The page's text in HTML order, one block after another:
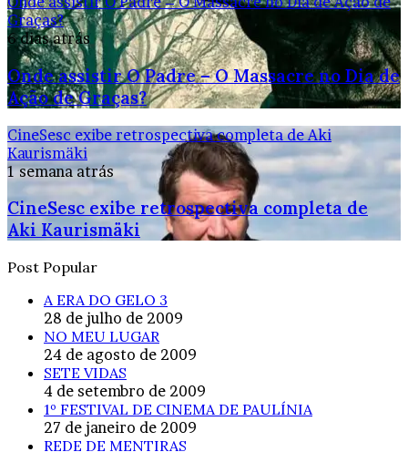
Graças?
6 dias atrás
Onde assistir O Padre – O Massacre no Dia de
Ação de Graças?
CineSesc exibe retrospectiva completa de Aki
Kaurismäki
1 semana atrás
CineSesc exibe retrospectiva completa de
Aki Kaurismäki
Post Popular
A ERA DO GELO 3
28 de julho de 2009
NO MEU LUGAR
24 de agosto de 2009
SETE VIDAS
4 de setembro de 2009
1º FESTIVAL DE CINEMA DE PAULÍNIA
27 de janeiro de 2009
REDE DE MENTIRAS